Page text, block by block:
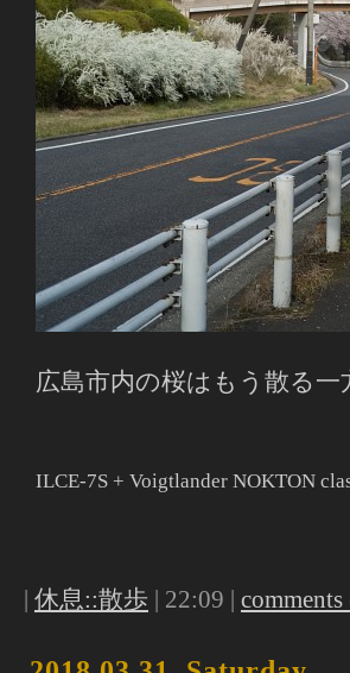
広島市内の桜はもう散る一
ILCE-7S + Voigtlander NOKTON
休息::散歩 | 22:09 | comments